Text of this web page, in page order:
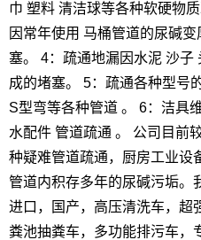
巾 塑料 清洁球等各种软硬物
因常年使用 马桶管道的尿碱
塞。 4：疏通地漏因水泥 沙
成的堵塞。 5：疏通各种型号
S型弯等各种管道 。 6：洁具
水配件 管道疏通 。 公司目前
种疑难管道疏通，厨房工业设
管道内积存多年的尿碱污垢。
进口，国产，高压清洗车，超
粪池抽粪车，多功能排污车，